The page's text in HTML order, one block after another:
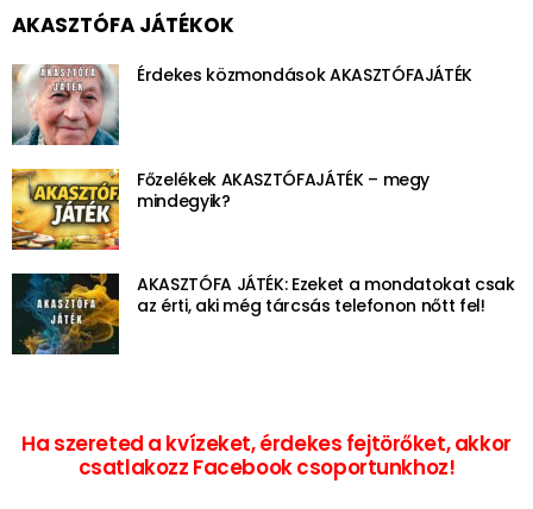
AKASZTÓFA JÁTÉKOK
Érdekes közmondások AKASZTÓFAJÁTÉK
Főzelékek AKASZTÓFAJÁTÉK – megy
mindegyik?
AKASZTÓFA JÁTÉK: Ezeket a mondatokat csak
az érti, aki még tárcsás telefonon nőtt fel!
Ha szereted a kvízeket, érdekes fejtörőket, akkor
csatlakozz Facebook csoportunkhoz!